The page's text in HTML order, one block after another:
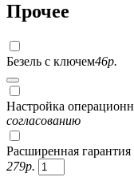
Прочее
Безель с ключем46р.
Настройка
согласованию
Расширенная
279р.